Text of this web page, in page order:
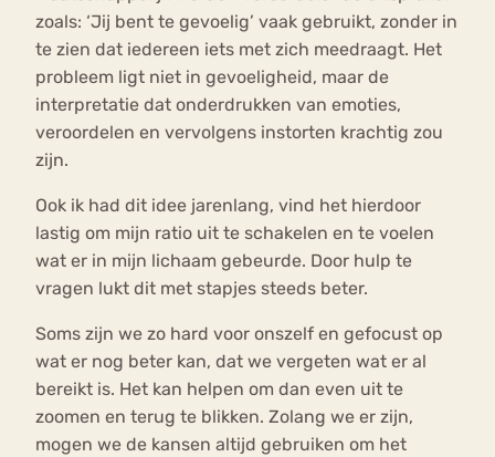
zoals: ‘Jij bent te gevoelig’ vaak gebruikt, zonder in
te zien dat iedereen iets met zich meedraagt. Het
probleem ligt niet in gevoeligheid, maar de
interpretatie dat onderdrukken van emoties,
veroordelen en vervolgens instorten krachtig zou
zijn.
Ook ik had dit idee jarenlang, vind het hierdoor
lastig om mijn ratio uit te schakelen en te voelen
wat er in mijn lichaam gebeurde. Door hulp te
vragen lukt dit met stapjes steeds beter.
Soms zijn we zo hard voor onszelf en gefocust op
wat er nog beter kan, dat we vergeten wat er al
bereikt is. Het kan helpen om dan even uit te
zoomen en terug te blikken. Zolang we er zijn,
mogen we de kansen altijd gebruiken om het